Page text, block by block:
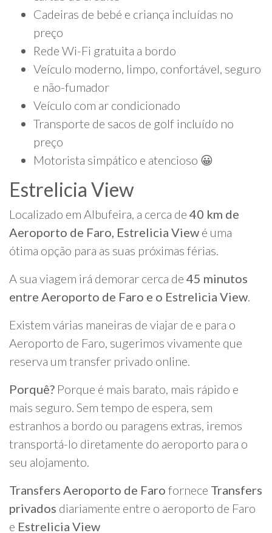
Cadeiras de bebé e criança incluídas no
preço
Rede Wi-Fi gratuita a bordo
Veículo moderno, limpo, confortável, seguro
e não-fumador
Veículo com ar condicionado
Transporte de sacos de golf incluído no
preço
Motorista simpático e atencioso 😀
Estrelicia View
Localizado em Albufeira, a cerca de 40 km de
Aeroporto de Faro, Estrelicia View é uma
ótima opção para as suas próximas férias.
A sua viagem irá demorar cerca de 45 minutos
entre Aeroporto de Faro e o Estrelicia View.
Existem várias maneiras de viajar de e para o
Aeroporto de Faro, sugerimos vivamente que
reserva um transfer privado online.
Porquê? Porque é mais barato, mais rápido e
mais seguro. Sem tempo de espera, sem
estranhos a bordo ou paragens extras, iremos
transportá-lo diretamente do aeroporto para o
seu alojamento.
Transfers Aeroporto de Faro fornece Transfers
privados diariamente entre o aeroporto de Faro
e Estrelicia View